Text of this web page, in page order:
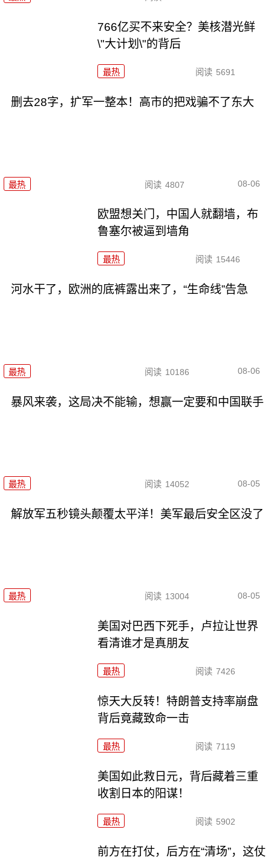
766亿买不来安全？美核潜光鲜
\"大计划\"的背后
最热 阅读 5691
删去28字，扩军一整本！高市的把戏骗不了东大
最热 阅读 4807 08-06
欧盟想关门，中国人就翻墙，布
鲁塞尔被逼到墙角
最热 阅读 15446
河水干了，欧洲的底裤露出来了，“生命线”告急
最热 阅读 10186 08-06
暴风来袭，这局决不能输，想赢一定要和中国联手
最热 阅读 14052 08-05
解放军五秒镜头颠覆太平洋！美军最后安全区没了
最热 阅读 13004 08-05
美国对巴西下死手，卢拉让世界
看清谁才是真朋友
最热 阅读 7426
惊天大反转！特朗普支持率崩盘
背后竟藏致命一击
最热 阅读 7119
美国如此救日元，背后藏着三重
收割日本的阳谋！
最热 阅读 5902
前方在打仗，后方在“清场”，这仗